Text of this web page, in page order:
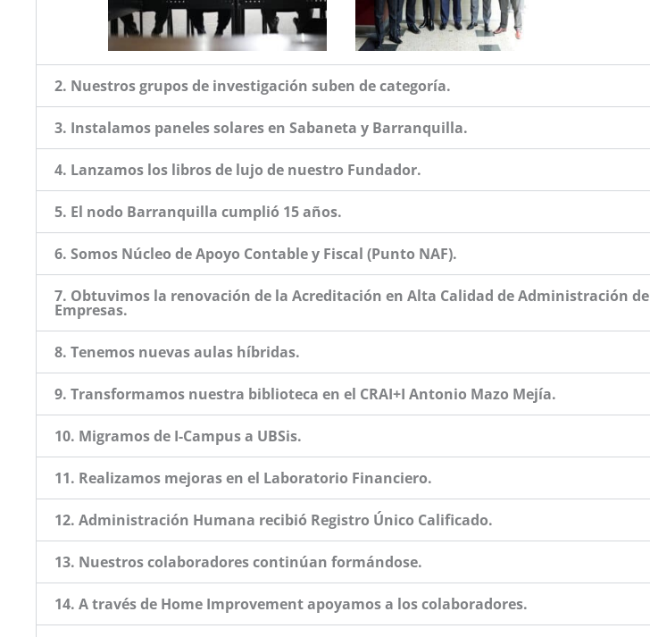
2. Nuestros grupos de investigación suben de categoría.
3. Instalamos paneles solares en Sabaneta y Barranquilla.
4. Lanzamos los libros de lujo de nuestro Fundador.
5. El nodo Barranquilla cumplió 15 años.
6. Somos Núcleo de Apoyo Contable y Fiscal (Punto NAF).
7. Obtuvimos la renovación de la Acreditación en Alta Calidad de Administración de
Empresas.
8. Tenemos nuevas aulas híbridas.
9. Transformamos nuestra biblioteca en el CRAI+I Antonio Mazo Mejía.
10. Migramos de I-Campus a UBSis.
11. Realizamos mejoras en el Laboratorio Financiero.
12. Administración Humana recibió Registro Único Calificado.
13. Nuestros colaboradores continúan formándose.
14. A través de Home Improvement apoyamos a los colaboradores.